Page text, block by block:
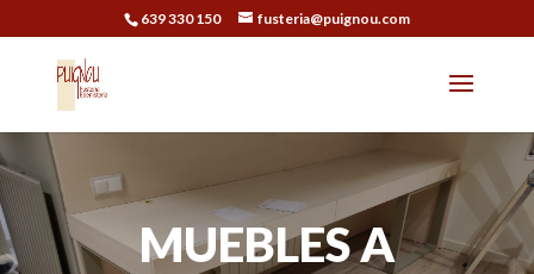
639 330 150 fusteria@puignou.com
MUEBLES A